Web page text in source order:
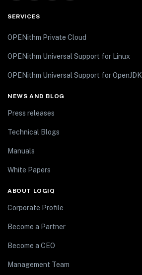
SERVICES
OPENithm Private Cloud
OPENithm Universal Support for Linux
OPENithm Universal Support for OpenJDK
NEWS AND BLOG
Press releases
Technical Blogs
Manuals
White Papers
ABOUT LOGIQ
Corporate Profile
Become a Partner
Become a CEO
Management Team